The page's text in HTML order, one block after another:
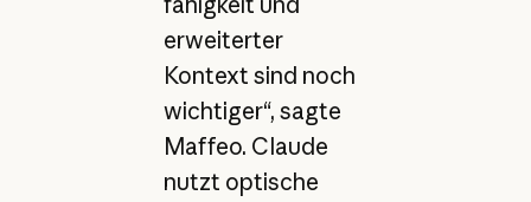
erweiterter
Kontext sind noch
wichtiger“, sagte
Maffeo. Claude
nutzt optische